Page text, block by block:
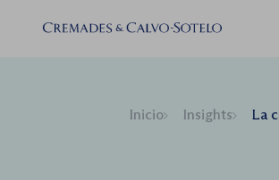
Inicio Insights La